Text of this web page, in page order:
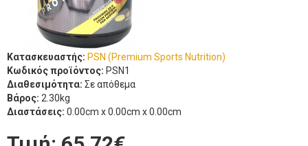
Κατασκευαστής: PSN (Premium Sports Nutrition)
Κωδικός προϊόντος: PSN1
Διαθεσιμότητα: Σε απόθεμα
Βάρος: 2.30kg
Διαστάσεις: 0.00cm x 0.00cm x 0.00cm